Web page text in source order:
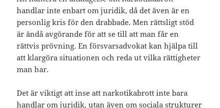
handlar inte enbart om juridik, då det även är en
personlig kris för den drabbade. Men rättsligt stöd
är ändå avgörande för att se till att man får en
rättvis prövning. En försvarsadvokat kan hjälpa till
att klargöra situationen och reda ut vilka rättigheter
man har.
Det är viktigt att inse att narkotikabrott inte bara
handlar om juridik, utan även om sociala strukturer